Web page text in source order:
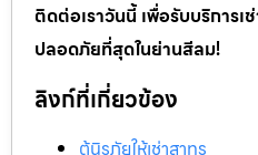
ติดต่อเราวันนี้ เพื่อรับบริการ
ปลอดภัยที่สุดในย่านสีลม!
ลิงก์ที่เกี่ยวข้อง
ตู้นิรภัยให้เช่าสาทร